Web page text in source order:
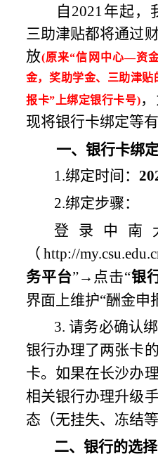
自2021年起
三助津贴都将通过
放(原来“信网中心—资
金，奖助学金、三助津
报卡”上绑定银行卡号)
现将银行卡绑定等
一、银行卡绑
1.绑定时间：
2.绑定步骤：
登录中南
（http://
务平台”→点击“银
界面上维护“酬金申
3.请务必确认
银行办理了两张卡
卡。如果在长沙办
相关银行办理升级
态（无挂失、冻结等
二、银行的选择